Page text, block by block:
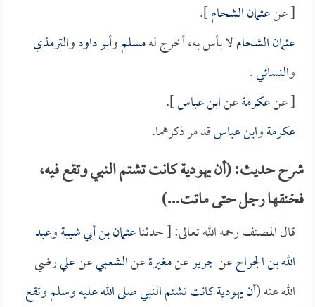
[ عنعثمان الشحام].
عثمان الشحاملا بأس به، أخرج لهمسلموأبو داودوالترمذي
والنسائي.
[ عنعكرمةعنابن عباس].
عكرمةوابن عباسقد مر ذكرهما.
شرح حديث: (أن يهودية كانت تشتم النبي وتقع فيه،
فخنقها رجل حتى ماتت...)
قال المصنف رحمه الله تعالى: [ حدثناعثمان بن أبي شيبةوعبد
الله بن الجراحعنجريرعنمغيرةعنالشعبيعنعليرضي
الله عنه (أن يهودية كانت تشتم النبي صلى الله عليه وسلم وتقع